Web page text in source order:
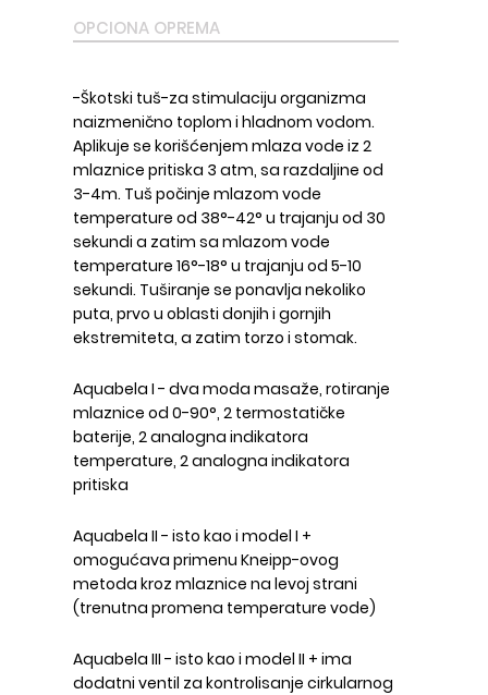
OPCIONA OPREMA
-Škotski tuš-za stimulaciju organizma
naizmenično toplom i hladnom vodom.
Aplikuje se korišćenjem mlaza vode iz 2
mlaznice pritiska 3 atm, sa razdaljine od
3-4m. Tuš počinje mlazom vode
temperature od 38°-42° u trajanju od 30
sekundi a zatim sa mlazom vode
temperature 16°-18° u trajanju od 5-10
sekundi. Tuširanje se ponavlja nekoliko
puta, prvo u oblasti donjih i gornjih
ekstremiteta, a zatim torzo i stomak.
Aquabela I - dva moda masaže, rotiranje
mlaznice od 0-90°, 2 termostatičke
baterije, 2 analogna indikatora
temperature, 2 analogna indikatora
pritiska
Aquabela II - isto kao i model I +
omogućava primenu Kneipp-ovog
metoda kroz mlaznice na levoj strani
(trenutna promena temperature vode)
Aquabela III - isto kao i model II + ima
dodatni ventil za kontrolisanje cirkularnog